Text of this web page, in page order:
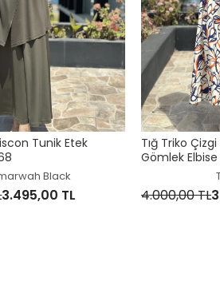
Tunik Etek
Black
3.495,00 TL
Tığ Triko
Gömlek Elbise
4.000,00 TL